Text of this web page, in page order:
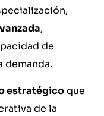
,
de
demanda.
estratégicoque
de la